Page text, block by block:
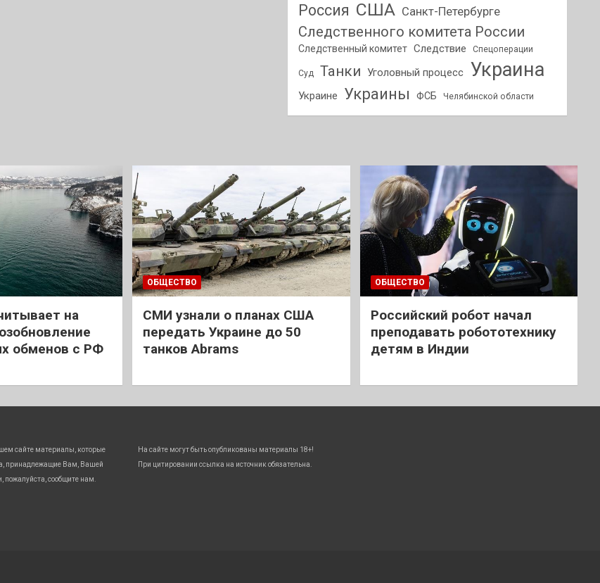
Россия США Санкт-Петербурге
Следственного комитета России
Следственный комитет Следствие Спецоперации
Суд Танки Уголовный процесс Украина
Украине Украины ФСБ Челябинской области
на
обменов с РФ
ОБЩЕСТВО
СМИ узнали о планах США
передать Украине до 50
танков Abrams
ОБЩЕСТВО
Российский робот начал
преподавать робототехнику
детям в Индии
сайте материалы, которые
принадлежащие Вам, Вашей
сообщите нам.
На сайте могут быть опубликованы материалы 18+!
При цитировании ссылка на источник обязательна.